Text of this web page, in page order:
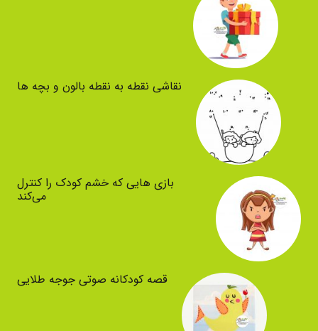
نقاشی نقطه به نقطه بالون و بچه ها
بازی هایی که خشم کودک را کنترل
می‌کند
قصه کودکانه صوتی جوجه طلایی